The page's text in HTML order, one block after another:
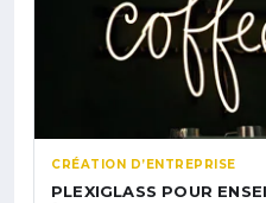
CRÉATION D’ENTREPRISE
PLEXIGLASS POUR